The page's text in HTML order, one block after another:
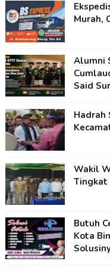
Murah,
Alumni
Said
Hadrah
Wakil
Tingkat
Butuh
Kota